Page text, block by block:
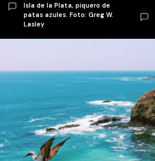
Isla de la Plata, piquero de
patas azules. Foto: Greg W.
Lasley